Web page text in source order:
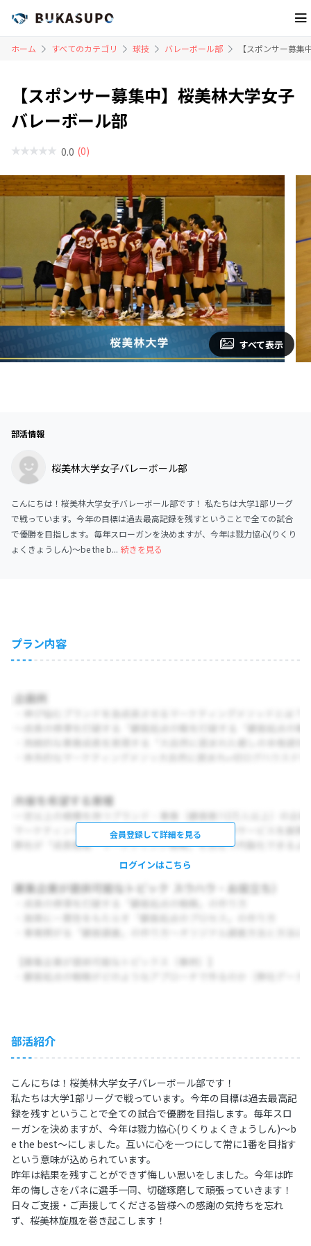
ホーム すべてのカテゴリ 球技 バレーボール部 【スポンサー募
【スポンサー募集中】桜美林大学女子
バレーボール部
0.0 (0)
すべて表示
部活情報
桜美林大学女子バレーボール部
こんにちは！桜美林大学女子バレーボール部です！ 私たちは大学1部リーグ
で戦っています。今年の目標は過去最高記録を残すということで全ての試合
で優勝を目指します。毎年スローガンを決めますが、今年は戮力協心(りくり
ょくきょうしん)〜be the b... 続きを見る
プラン内容
会員登録して詳細を見る
ログインはこちら
部活紹介
こんにちは！桜美林大学女子バレーボール部です！
私たちは大学1部リーグで戦っています。今年の目標は過去最高記
録を残すということで全ての試合で優勝を目指します。毎年スロ
ーガンを決めますが、今年は戮力協心(りくりょくきょうしん)〜b
e the best〜にしました。互いに心を一つにして常に1番を目指す
という意味が込められています。
昨年は結果を残すことができず悔しい思いをしました。今年は昨
年の悔しさをバネに選手一同、切磋琢磨して頑張っていきます！
日々ご支援・ご声援してくださる皆様への感謝の気持ちを忘れ
ず、桜美林旋風を巻き起こします！